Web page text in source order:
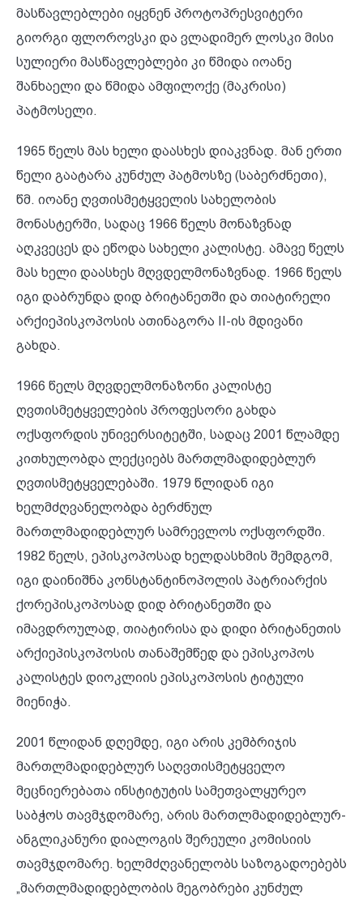
მასწავლებლები იყვნენ პროტოპრესვიტერი
გიორგი ფლოროვსკი და ვლადიმერ ლოსკი მისი
სულიერი მასწავლებლები კი წმიდა იოანე
შანხაელი და წმიდა ამფილოქე (მაკრისი)
პატმოსელი.
1965 წელს მას ხელი დაასხეს დიაკვნად. მან ერთი
წელი გაატარა კუნძულ პატმოსზე (საბერძნეთი),
წმ. იოანე ღვთისმეტყველის სახელობის
მონასტერში, სადაც 1966 წელს მონაზვნად
აღკვეცეს და ეწოდა სახელი კალისტე. ამავე წელს
მას ხელი დაასხეს მღვდელმონაზვნად. 1966 წელს
იგი დაბრუნდა დიდ ბრიტანეთში და თიატირელი
არქიეპისკოპოსის ათინაგორა II-ის მდივანი
გახდა.
1966 წელს მღვდელმონაზონი კალისტე
ღვთისმეტყველების პროფესორი გახდა
ოქსფორდის უნივერსიტეტში, სადაც 2001 წლამდე
კითხულობდა ლექციებს მართლმადიდებლურ
ღვთისმეტყველებაში. 1979 წლიდან იგი
ხელმძღვანელობდა ბერძნულ
მართლმადიდებლურ სამრევლოს ოქსფორდში.
1982 წელს, ეპისკოპოსად ხელდასხმის შემდგომ,
იგი დაინიშნა კონსტანტინოპოლის პატრიარქის
ქორეპისკოპოსად დიდ ბრიტანეთში და
იმავდროულად, თიატირისა და დიდი ბრიტანეთის
არქიეპისკოპოსის თანაშემწედ და ეპისკოპოს
კალისტეს დიოკლიის ეპისკოპოსის ტიტული
მიენიჭა.
2001 წლიდან დღემდე, იგი არის კემბრიჯის
მართლმადიდებლურ საღვთისმეტყველო
მეცნიერებათა ინსტიტუტის სამეთვალყურეო
საბჭოს თავმჯდომარე, არის მართლმადიდებლურ-
ანგლიკანური დიალოგის შერეული კომისიის
თავმჯდომარე. ხელმძღვანელობს საზოგადოებებს
„მართლმადიდებლობის მეგობრები კუნძულ